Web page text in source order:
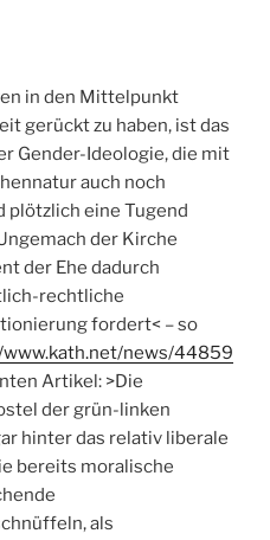
in den Mittelpunkt
gerückt zu haben, ist das
Gender-Ideologie, die mit
auch noch
plötzlich eine Tugend
der Kirche
der Ehe dadurch
rechtliche
fordert< – so
news/44859
Artikel: >Die
der grün-linken
hinter das relativ liberale
bereits moralische
als